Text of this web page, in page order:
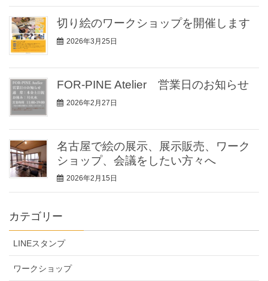
切り絵のワークショップを開催します
2026年3月25日
FOR-PINE Atelier 営業日のお知らせ
2026年2月27日
名古屋で絵の展示、展示販売、ワーク
ショップ、会議をしたい方々へ
2026年2月15日
カテゴリー
LINEスタンプ
ワークショップ